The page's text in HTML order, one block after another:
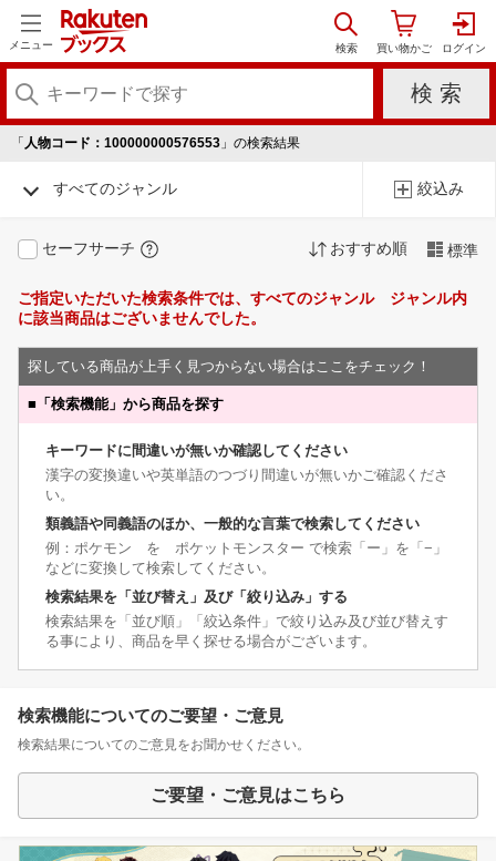
メニュー
「 人物コード：100000000576553 」の検索結果
すべてのジャンル 絞込み
セーフサーチ おすすめ順 標準
ご指定いただいた検索条件では、すべてのジャンル ジャンル内
に該当商品はございませんでした。
探している商品が上手く見つからない場合はここをチェック！
■ 「検索機能」から商品を探す
キーワードに間違いが無いか確認してください
漢字の変換違いや英単語のつづり間違いが無いかご確認くださ
い。
類義語や同義語のほか、一般的な言葉で検索してください
例：ポケモン を ポケットモンスター で検索「ー」を「−」
などに変換して検索してください。
検索結果を「並び替え」及び「絞り込み」する
検索結果を「並び順」「絞込条件」で絞り込み及び並び替えす
る事により、商品を早く探せる場合がございます。
検索機能についてのご要望・ご意見
検索結果についてのご意見をお聞かせください。
ご要望・ご意見はこちら